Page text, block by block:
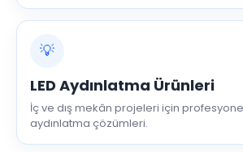
💡
LED Aydınlatma Ürünleri
İç ve dış mekân projeleri için profesyonel
aydınlatma çözümleri.